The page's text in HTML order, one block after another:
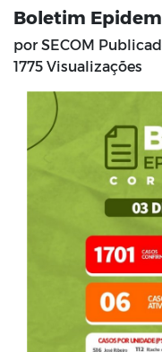
Boletim
por SECOM
1775 Visualizações